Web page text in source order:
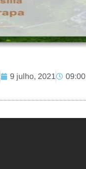
9 julho, 2021 09:00